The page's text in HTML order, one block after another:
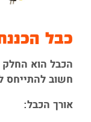
כבל
הכבל הוא
חשוב להתייחס
אורך הכבל: